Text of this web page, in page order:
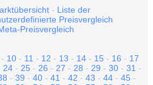
- Liste der
Preisvergleich
Preisvergleich
- 10 - 11 - 12 - 13 - 14 - 15 - 16 - 17
24 - 25 - 26 - 27 - 28 - 29 - 30 - 31 -
- 39 - 40 - 41 - 42 - 43 - 44 - 45 -